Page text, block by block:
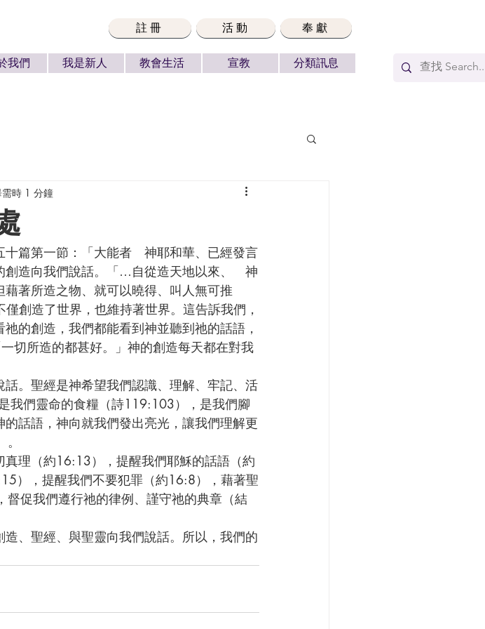
註冊 活動 奉獻
我們 我是新人 教會生活 宣教 分類訊息
時 1 分鐘
造向我們說話。「…自從造天地以來、　神
著所造之物、就可以曉得、叫人無可推
創造了世界，也維持著世界。這告訴我們，
的創造，我們都能看到神並聽到祂的話語，
切所造的都甚好。」神的創造每天都在對我
我們靈命的食糧（詩119:103），是我們腳
話語，神向就我們發出亮光，讓我們理解更
），提醒我們不要犯罪（約16:8），藉著聖
促我們遵行祂的律例、謹守祂的典章（結